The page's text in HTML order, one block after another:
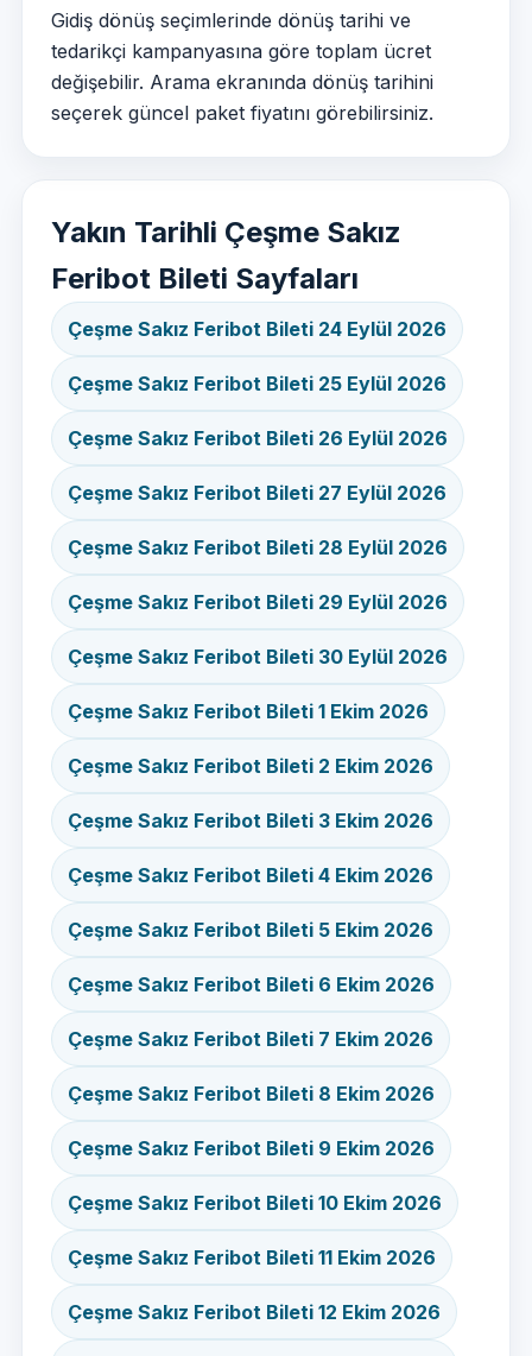
Gidiş dönüş seçimlerinde dönüş tarihi ve
tedarikçi kampanyasına göre toplam ücret
değişebilir. Arama ekranında dönüş tarihini
seçerek güncel paket fiyatını görebilirsiniz.
Yakın Tarihli Çeşme Sakız
Feribot Bileti Sayfaları
Çeşme Sakız Feribot Bileti 24 Eylül 2026
Çeşme Sakız Feribot Bileti 25 Eylül 2026
Çeşme Sakız Feribot Bileti 26 Eylül 2026
Çeşme Sakız Feribot Bileti 27 Eylül 2026
Çeşme Sakız Feribot Bileti 28 Eylül 2026
Çeşme Sakız Feribot Bileti 29 Eylül 2026
Çeşme Sakız Feribot Bileti 30 Eylül 2026
Çeşme Sakız Feribot Bileti 1 Ekim 2026
Çeşme Sakız Feribot Bileti 2 Ekim 2026
Çeşme Sakız Feribot Bileti 3 Ekim 2026
Çeşme Sakız Feribot Bileti 4 Ekim 2026
Çeşme Sakız Feribot Bileti 5 Ekim 2026
Çeşme Sakız Feribot Bileti 6 Ekim 2026
Çeşme Sakız Feribot Bileti 7 Ekim 2026
Çeşme Sakız Feribot Bileti 8 Ekim 2026
Çeşme Sakız Feribot Bileti 9 Ekim 2026
Çeşme Sakız Feribot Bileti 10 Ekim 2026
Çeşme Sakız Feribot Bileti 11 Ekim 2026
Çeşme Sakız Feribot Bileti 12 Ekim 2026